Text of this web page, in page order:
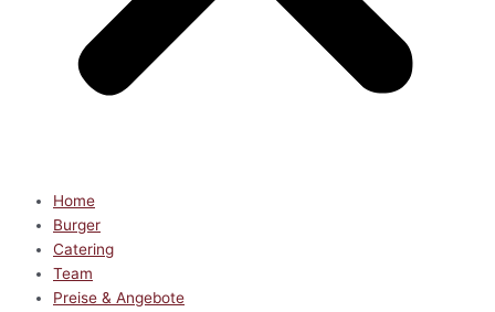
Home
Burger
Catering
Team
Preise & Angebote